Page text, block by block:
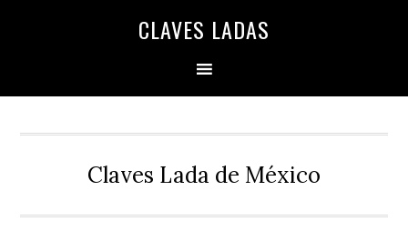
CLAVES LADAS
Claves Lada de México